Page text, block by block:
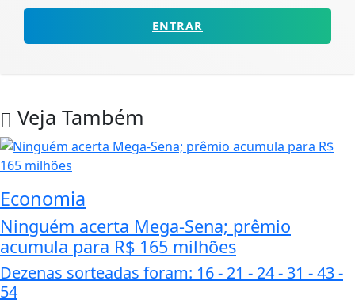
ENTRAR
Veja Também
Economia
Ninguém acerta Mega-Sena; prêmio
acumula para R$ 165 milhões
Dezenas sorteadas foram: 16 - 21 - 24 - 31 - 43 -
54